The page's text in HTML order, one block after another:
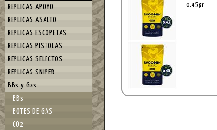
0,45gr
REPLICAS APOYO
REPLICAS ASALTO
REPLICAS ESCOPETAS
REPLICAS PISTOLAS
REPLICAS SELECTOS
REPLICAS SNIPER
BBs y Gas
BBs
BOTES DE GAS
CO2